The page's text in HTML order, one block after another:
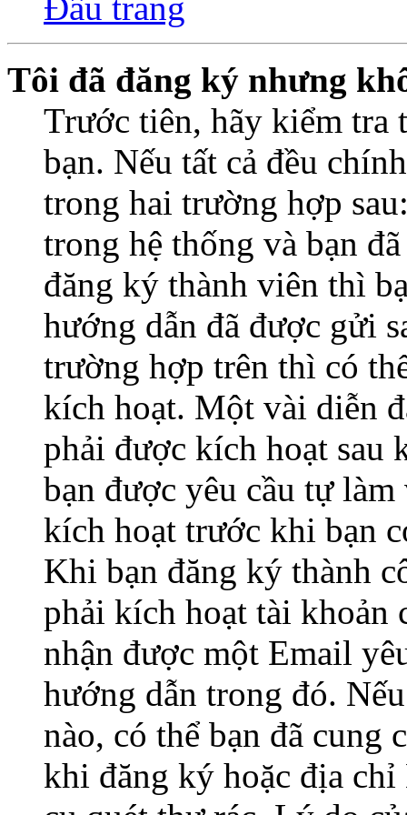
Tôi đã đăng ký nhưng
Trước tiên, hãy kiểm tra
bạn. Nếu tất cả đều
trong hai trường hợp
trong hệ thống và bạn
đăng ký thành viên thì
hướng dẫn đã được gửi
trường hợp trên thì có
kích hoạt. Một vài diễn
phải được kích hoạt sau
bạn được yêu cầu tự
kích hoạt trước khi bạn
Khi bạn đăng ký thành
phải kích hoạt tài khoản
nhận được một Email
hướng dẫn trong đó.
nào, có thể bạn đã cung
khi đăng ký hoặc địa